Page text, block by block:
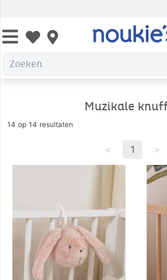
Open wishlist
Muzikale
14 op 14 resultaten
< 1 >